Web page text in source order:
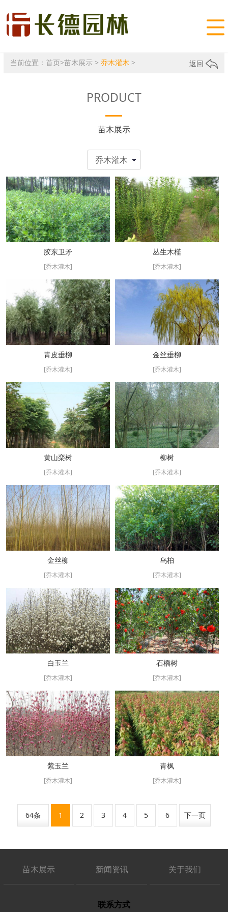

当前位置： 首页>苗木展示> 乔木灌木 > 返回
PRODUCT
苗木展示
胶东卫矛
[乔木灌木]
丛生木槿
[乔木灌木]
青皮垂柳
[乔木灌木]
金丝垂柳
[乔木灌木]
黄山栾树
[乔木灌木]
柳树
[乔木灌木]
金丝柳
[乔木灌木]
乌桕
[乔木灌木]
白玉兰
[乔木灌木]
石榴树
[乔木灌木]
紫玉兰
[乔木灌木]
青枫
[乔木灌木]
64条 1 2 3 4 5 6 下一页
苗木展示 新闻资讯 关于我们
联系方式